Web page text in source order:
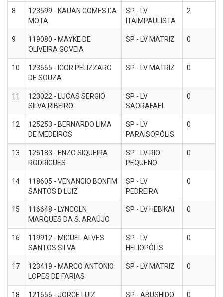
8
123599 - KAUAN GOMES DA
MOTA
SP - LV
ITAIMPAULISTA
2
9
119080 - MAYKE DE
OLIVEIRA GOVEIA
SP - LV MATRIZ 0
10
123665 - IGOR PELIZZARO
DE SOUZA
SP - LV MATRIZ 0
11
123022 - LUCAS SERGIO
SILVA RIBEIRO
SP - LV
SÃORAFAEL
0
12
125253 - BERNARDO LIMA
DE MEDEIROS
SP - LV
PARAISOPÓLIS
0
13
126183 - ENZO SIQUEIRA
RODRIGUES
SP - LV RIO
PEQUENO
0
14
118605 - VENANCIO BONFIM
SANTOS D LUIZ
SP - LV
PEDREIRA
0
15
116648 - LYNCOLN
MARQUES DA S. ARAÚJO
SP - LV HEBIKAI 0
16
119912 - MIGUEL ALVES
SANTOS SILVA
SP - LV
HELIOPÓLIS
0
17
123419 - MARCO ANTONIO
LOPES DE FARIAS
SP - LV MATRIZ 0
18 121656 - JORGE LUIZ SP - ABUSHIDO 0